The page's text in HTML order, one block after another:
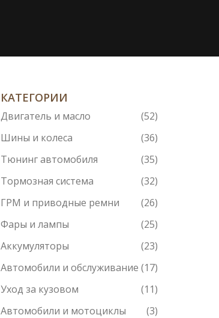
КАТЕГОРИИ
Двигатель и масло
(52)
Шины и колеса
(36)
Тюнинг автомобиля
(35)
Тормозная система
(32)
ГРМ и приводные ремни
(26)
Фары и лампы
(25)
Аккумуляторы
(23)
Автомобили и обслуживание (17)
Уход за кузовом
(11)
Автомобили и мотоциклы
(3)